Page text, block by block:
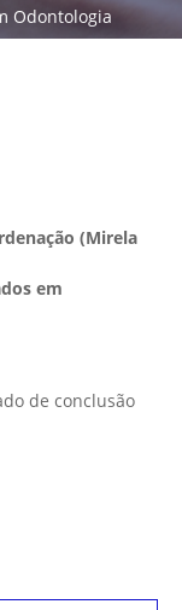
Odontologia
(Mirela
em
de conclusão